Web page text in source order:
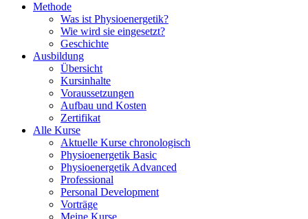
Methode
Was ist Physioenergetik?
Wie wird sie eingesetzt?
Geschichte
Ausbildung
Übersicht
Kursinhalte
Voraussetzungen
Aufbau und Kosten
Zertifikat
Alle Kurse
Aktuelle Kurse chronologisch
Physioenergetik Basic
Physioenergetik Advanced
Professional
Personal Development
Vorträge